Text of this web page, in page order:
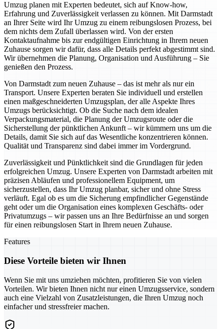
Umzug planen mit Experten bedeutet, sich auf Know-how,
Erfahrung und Zuverlässigkeit verlassen zu können. Mit Darmstadt
an Ihrer Seite wird Ihr Umzug zu einem reibungslosen Prozess, bei
dem nichts dem Zufall überlassen wird. Von der ersten
Kontaktaufnahme bis zur endgültigen Einrichtung in Ihrem neuen
Zuhause sorgen wir dafür, dass alle Details perfekt abgestimmt sind.
Wir übernehmen die Planung, Organisation und Ausführung – Sie
genießen den Prozess.
Von Darmstadt zum neuen Zuhause – das ist mehr als nur ein
Transport. Unsere Experten beraten Sie individuell und erstellen
einen maßgeschneiderten Umzugsplan, der alle Aspekte Ihres
Umzugs berücksichtigt. Ob die Suche nach dem idealen
Verpackungsmaterial, die Planung der Umzugsroute oder die
Sicherstellung der pünktlichen Ankunft – wir kümmern uns um die
Details, damit Sie sich auf das Wesentliche konzentrieren können.
Qualität und Transparenz sind dabei immer im Vordergrund.
Zuverlässigkeit und Pünktlichkeit sind die Grundlagen für jeden
erfolgreichen Umzug. Unsere Experten von Darmstadt arbeiten mit
präzisen Abläufen und professionellem Equipment, um
sicherzustellen, dass Ihr Umzug planbar, sicher und ohne Stress
verläuft. Egal ob es um die Sicherung empfindlicher Gegenstände
geht oder um die Organisation eines komplexen Geschäfts- oder
Privatumzugs – wir passen uns an Ihre Bedürfnisse an und sorgen
für einen reibungslosen Start in Ihrem neuen Zuhause.
Features
Diese Vorteile bieten wir Ihnen
Wenn Sie mit uns umziehen möchten, profitieren Sie von vielen
Vorteilen. Wir bieten Ihnen nicht nur einen Umzugsservice, sondern
auch eine Vielzahl von Zusatzleistungen, die Ihren Umzug noch
einfacher und stressfreier machen.